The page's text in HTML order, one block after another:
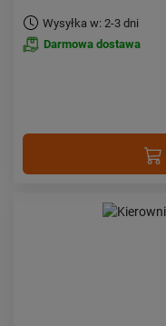
Wysyłka w: 2-3 dni
Darmowa dostawa